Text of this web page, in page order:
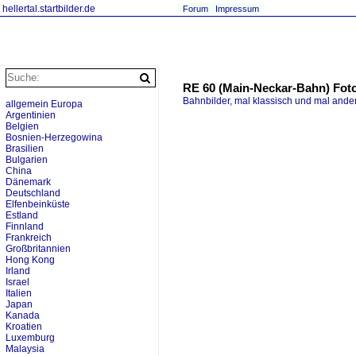
hellertal.startbilder.de Forum Impressum
RE 60 (Main-Neckar-Bahn)
Bahnbilder, mal klassisch und mal
allgemein Europa
Argentinien
Belgien
Bosnien-Herzegowina
Brasilien
Bulgarien
China
Dänemark
Deutschland
Elfenbeinküste
Estland
Finnland
Frankreich
Großbritannien
Hong Kong
Irland
Israel
Italien
Japan
Kanada
Kroatien
Luxemburg
Malaysia